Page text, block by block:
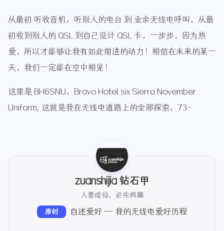
从最初 听收音机，听别人的电台 到 业余无线电呼叫，从最
初收到别人的 QSL 到自己设计 QSL 卡，一步步，因为热
爱，所以才能够让我有如此前进的动力！相信在未来的某一
天，我们一定能在空中相见！
这里是 BH6SNU，Bravo Hotel six Sierra November
Uniform, 这就是我在无线电道路上的全部探索，73~
zuanshijia 钻石甲
人要成仙，必先疯癫
原创 自述爱好 -- 我的无线电爱好历程